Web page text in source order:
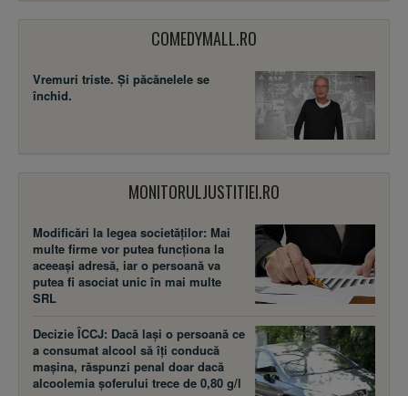
COMEDYMALL.RO
Vremuri triste. Şi păcănelele se
închid.
MONITORULJUSTITIEI.RO
Modificări la legea societăţilor: Mai
multe firme vor putea funcţiona la
aceeaşi adresă, iar o persoană va
putea fi asociat unic în mai multe
SRL
Decizie ÎCCJ: Dacă laşi o persoană ce
a consumat alcool să îţi conducă
maşina, răspunzi penal doar dacă
alcoolemia şoferului trece de 0,80 g/l